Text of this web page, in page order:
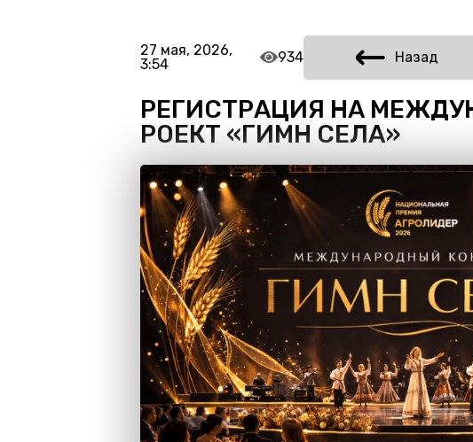
27 мая, 2026,
3:54
934 Назад
РЕГИСТРАЦИЯ НА
РОЕКТ «ГИМН СЕЛА»